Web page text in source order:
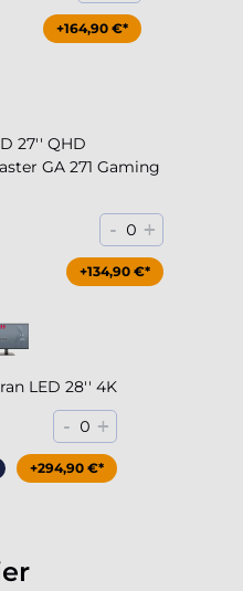
+164,90 €*
27'' QHD
GA 271 Gaming
- 0 +
+204,90 €*
+134,90 €*
LED 28'' 4K
- 0 +
+294,90 €*